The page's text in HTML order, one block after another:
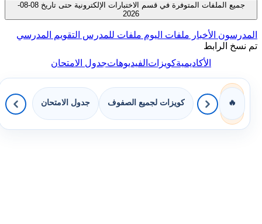
جميع الملفات المتوفرة في قسم الاختبارات الإلكترونية حتى تاريخ 08-08-
2026
المدرسون الأخبار ملفات اليوم ملفات للمدرس التقويم المدرسي
تم نسخ الرابط
الأكاديميةكويزاتالفيديوهاتجدول الامتحان
🔥 كويزات لجميع الصفوف جدول الامتحان